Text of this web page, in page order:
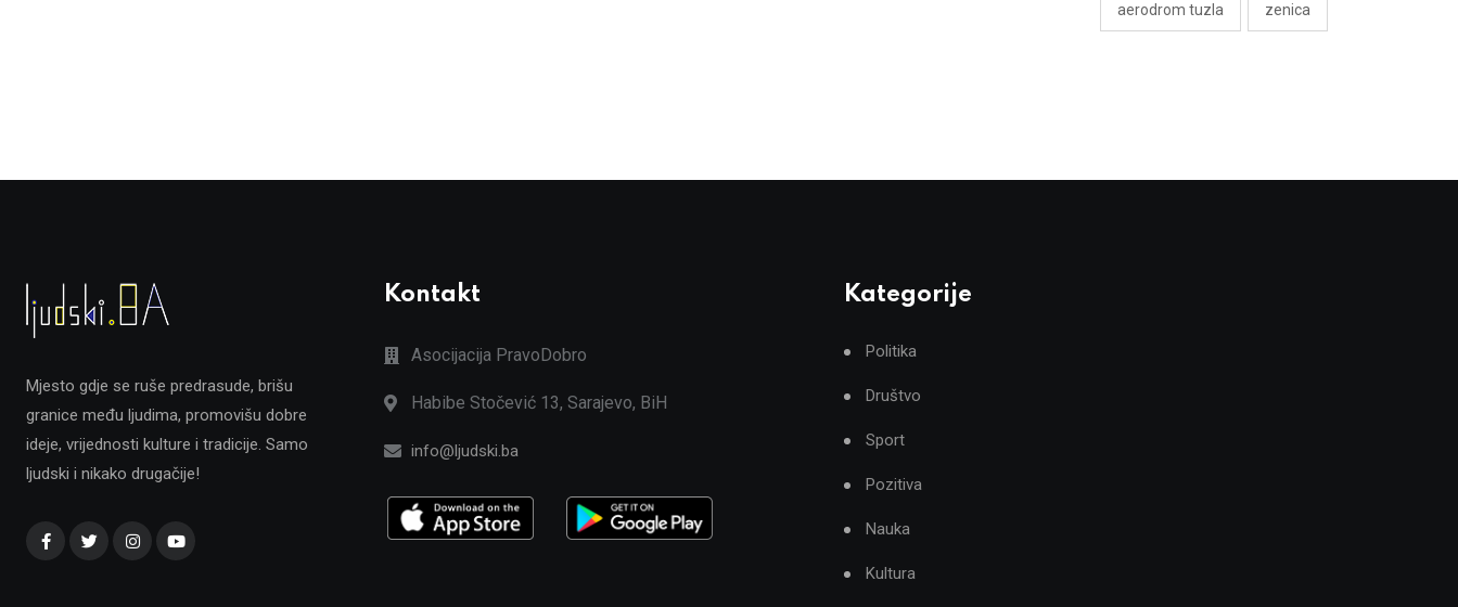
aerodrom tuzla zenica
Mjesto gdje se ruše predrasude, brišu
granice među ljudima, promovišu dobre
ideje, vrijednosti kulture i tradicije. Samo
ljudski i nikako drugačije!
Kontakt
Asocijacija PravoDobro
Habibe Stočević 13, Sarajevo, BiH
info@ljudski.ba
Kategorije
Politika
Društvo
Sport
Pozitiva
Nauka
Kultura